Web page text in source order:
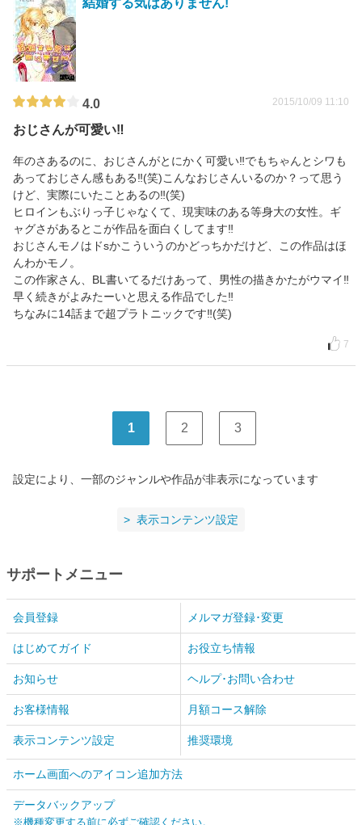
結婚する気はありません!
4.0 2015/10/09 11:10
おじさんが可愛い‼
年のさあるのに、おじさんがとにかく可愛い‼でもちゃんとシワも
あっておじさん感もある‼(笑)こんなおじさんいるのか？って思う
けど、実際にいたことあるの‼(笑)
ヒロインもぶりっ子じゃなくて、現実味のある等身大の女性。ギ
ャグさがあるとこが作品を面白くしてます‼
おじさんモノはドsかこういうのかどっちかだけど、この作品はほ
んわかモノ。
この作家さん、BL書いてるだけあって、男性の描きかたがウマイ‼
早く続きがよみたーいと思える作品でした‼
ちなみに14話まで超プラトニックです‼(笑)
7
1 2 3
設定により、一部のジャンルや作品が非表示になっています
表示コンテンツ設定
サポートメニュー
会員登録 メルマガ登録･変更
はじめてガイド お役立ち情報
お知らせ ヘルプ･お問い合わせ
お客様情報 月額コース解除
表示コンテンツ設定 推奨環境
ホーム画面へのアイコン追加方法
データバックアップ